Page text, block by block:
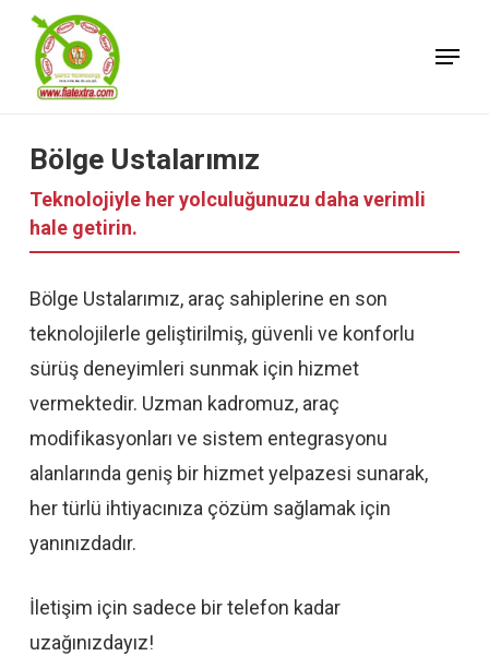
Skip
main
Menu
Bölge Ustalarımız
Teknolojiyle her yolculuğunuzu daha verimli
hale getirin.
Bölge Ustalarımız, araç sahiplerine en son
teknolojilerle geliştirilmiş, güvenli ve konforlu
sürüş deneyimleri sunmak için hizmet
vermektedir. Uzman kadromuz, araç
modifikasyonları ve sistem entegrasyonu
alanlarında geniş bir hizmet yelpazesi sunarak,
her türlü ihtiyacınıza çözüm sağlamak için
yanınızdadır.
İletişim için sadece bir telefon kadar
uzağınızdayız!
Close